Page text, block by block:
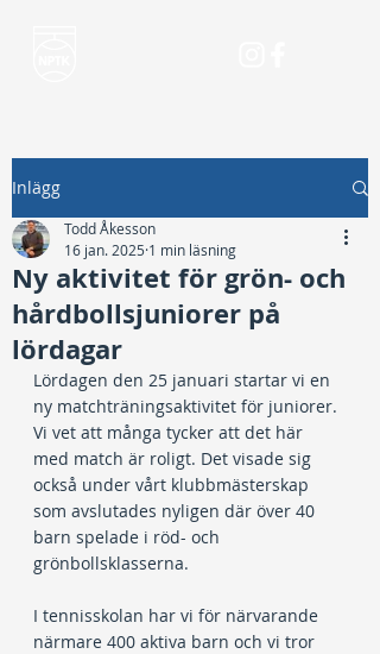
Inlägg
Ny aktivitet för grön- och
hårdbollsjuniorer på
lördagar
Todd Åkesson
16 jan. 2025 1 min läsning
Lördagen den 25 januari startar vi en
ny matchträningsaktivitet för juniorer.
Vi vet att många tycker att det här
med match är roligt. Det visade sig
också under vårt klubbmästerskap
som avslutades nyligen där över 40
barn spelade i röd- och
grönbollsklasserna.
I tennisskolan har vi för närvarande
närmare 400 aktiva barn och vi tror